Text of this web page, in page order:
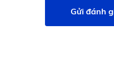
giãn
Gửi đánh